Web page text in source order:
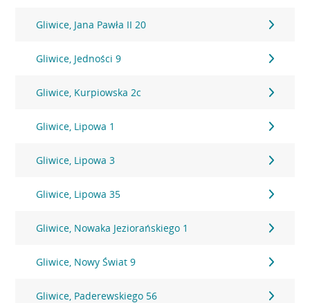
Gliwice, Jana Pawła II 20
Gliwice, Jedności 9
Gliwice, Kurpiowska 2c
Gliwice, Lipowa 1
Gliwice, Lipowa 3
Gliwice, Lipowa 35
Gliwice, Nowaka Jeziorańskiego 1
Gliwice, Nowy Świat 9
Gliwice, Paderewskiego 56